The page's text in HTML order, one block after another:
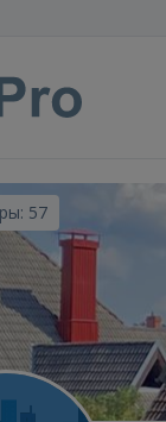
57